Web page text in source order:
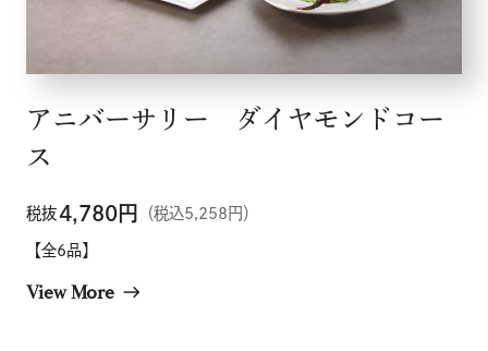
アニバーサリー ダイヤモンドコー
ス
税抜4,780円 （税込5,258円）
【全6品】
View More east